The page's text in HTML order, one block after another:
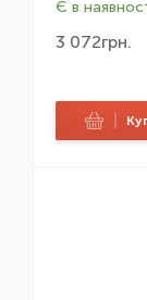
Є в
3 072грн.